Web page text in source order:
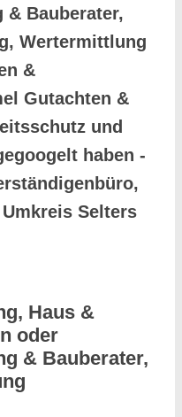
& Bauberater,
Wertermittlung
&
Gutachten &
und
haben -
Selters
Haus &
oder
& Bauberater,